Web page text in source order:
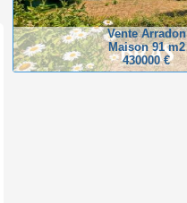
Vente Arradon
Maison 91 m2
430000 €